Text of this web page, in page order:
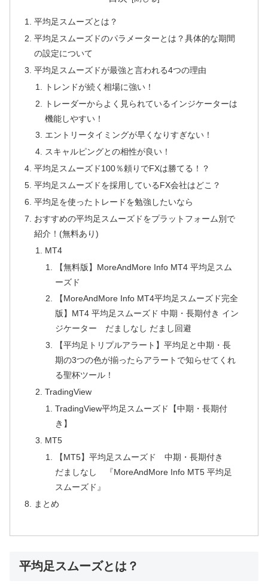
平均足スムーズとは？
平均足スムーズドのパラメーターとは？具体的な期間
の設定について
平均足スムーズドが最強と言われる4つの理由
トレンドが続く相場に強い！
トレーダーからよく見られているインジケーターは
機能しやすい！
エントリータイミングが早くなりすぎない！
スキャルピングとの相性が良い！
平均足スムーズド100％頼りでFXは勝てる！？
平均足スムーズドを採用しているFX会社はどこ？
平均足を使ったトレードを勉強したいなら
おすすめの平均足スムーズドをプラットフォーム別で
紹介！(無料あり)
MT4
【無料版】MoreAndMore Info MT4 平均足スム
ーズド
【MoreAndMore Info MT4平均足スムーズド完全
版】MT4 平均足スムーズド 中期・長期付き イン
ジケーター だましなし だまし回避
【平均足トリプルアラート】平均足と中期・長
期の3つの色が揃ったらアラートで知らせてくれ
る聖杯ツール！
TradingView
TradingView平均足スムーズド【中期・長期付
き】
MT5
【MT5】平均足スムーズド 中期・長期付き
だましなし 『MoreAndMore Info MT5 平均足
スムーズド』
まとめ
平均足スムーズとは？